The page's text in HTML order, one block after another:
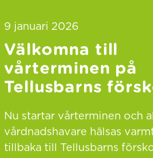
9 januari 2026
Välkomna till
vårterminen på
Tellusbarns
Nu startar vårterminen och
vårdnadshavare hälsas
tillbaka till Tellusbarns